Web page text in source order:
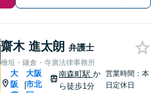
齋木 進太朗 弁護士
檜垣・鎌倉・寺廣法律事務所
大
阪
|
大阪
市北
南森町駅 か
ら徒歩1分
営業時間：本
日定休日